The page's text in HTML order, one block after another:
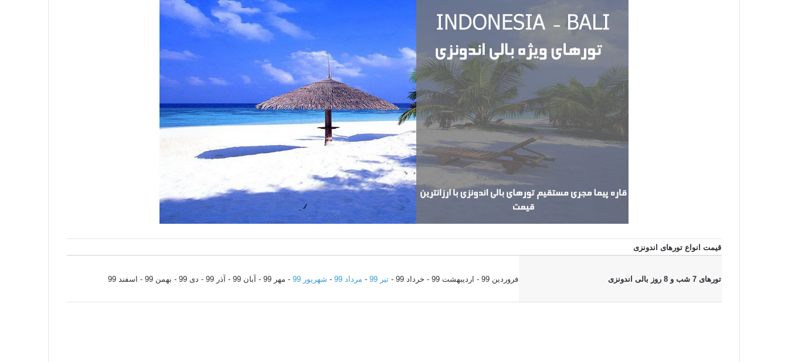
قیمت انواع تورهای اندونزی
تورهای 7 شب و 8 روز بالی اندونزی فروردین 99 - اردیبهشت 99 - خرداد 99 - تیر 99 - مرداد 99 - شهریور 99 - مهر 99 - آبان 99 - آذر 99 - دی 99 - بهمن 99 - اسفند 99